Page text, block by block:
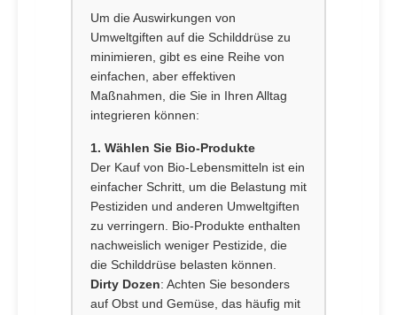
Um die Auswirkungen von
Umweltgiften auf die Schilddrüse zu
minimieren, gibt es eine Reihe von
einfachen, aber effektiven
Maßnahmen, die Sie in Ihren Alltag
integrieren können:
1. Wählen Sie Bio-Produkte
Der Kauf von Bio-Lebensmitteln ist ein
einfacher Schritt, um die Belastung mit
Pestiziden und anderen Umweltgiften
zu verringern. Bio-Produkte enthalten
nachweislich weniger Pestizide, die
die Schilddrüse belasten können.
Dirty Dozen: Achten Sie besonders
auf Obst und Gemüse, das häufig mit